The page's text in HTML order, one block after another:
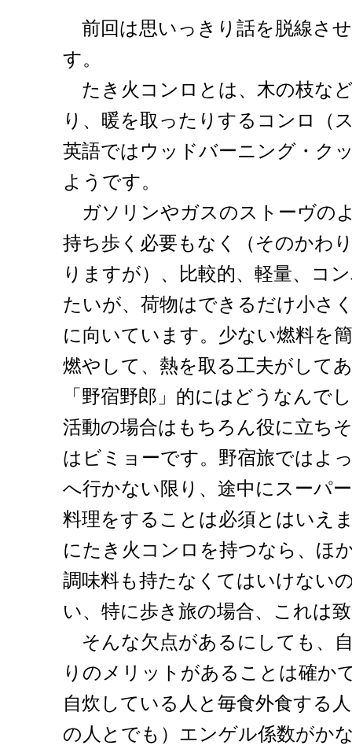
前回は思いっきり話を脱線さ
す。
たき火コンロとは、木の枝な
り、暖を取ったりするコンロ（
英語ではウッドバーニング・ク
ようです。
ガソリンやガスのストーヴの
持ち歩く必要もなく（そのかわ
りますが）、比較的、軽量、コ
たいが、荷物はできるだけ小さ
に向いています。少ない燃料を
燃やして、熱を取る工夫がして
「野宿野郎」的にはどうなんで
活動の場合はもちろん役に立ち
はビミョーです。野宿旅ではよ
へ行かない限り、途中にスーパ
料理をすることは必須とはいえ
にたき火コンロを持つなら、ほ
調味料も持たなくてはいけない
い、特に歩き旅の場合、これは
そんな欠点があるにしても、
りのメリットがあることは確か
自炊している人と毎食外食する
の人とでも）エンゲル係数がか